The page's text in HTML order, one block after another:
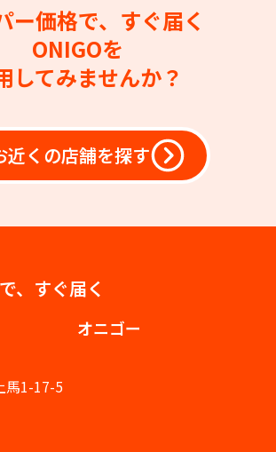
ー価格で、すぐ届く
ONIGOを
してみませんか？
近くの店舗を探す
、すぐ届く
オニゴー
馬1-17-5